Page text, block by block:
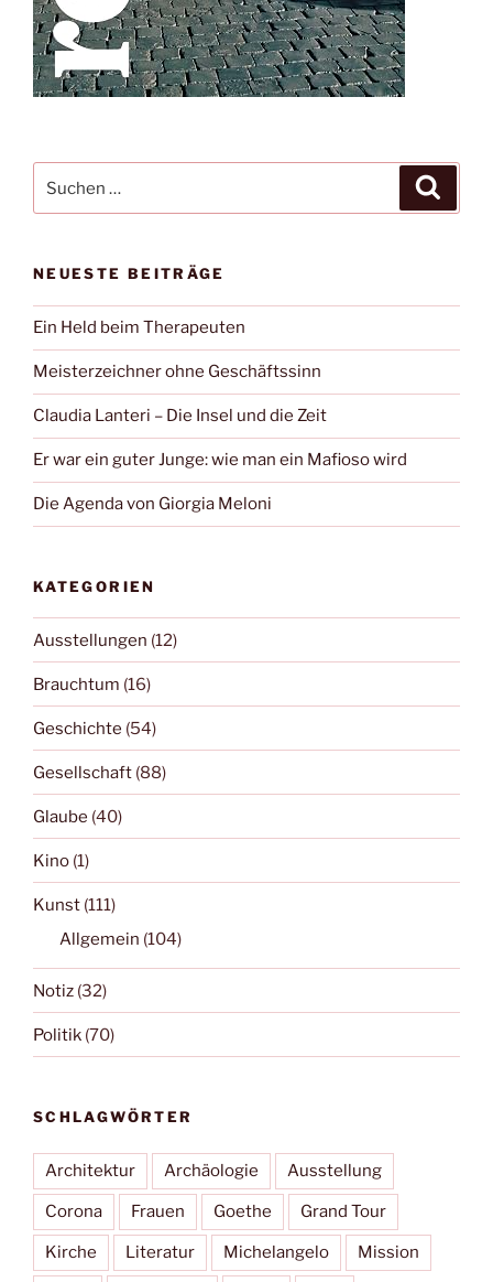
nach:
NEUESTE BEITRÄGE
Ein Held beim Therapeuten
Meisterzeichner ohne Geschäftssinn
Claudia Lanteri – Die Insel und die Zeit
Er war ein guter Junge: wie man ein Mafioso wird
Die Agenda von Giorgia Meloni
KATEGORIEN
Ausstellungen (12)
Brauchtum (16)
Geschichte (54)
Gesellschaft (88)
Glaube (40)
Kino (1)
Kunst (111)
Allgemein (104)
Notiz (32)
Politik (70)
SCHLAGWÖRTER
Architektur Archäologie Ausstellung
Corona Frauen Goethe Grand Tour
Kirche Literatur Michelangelo Mission